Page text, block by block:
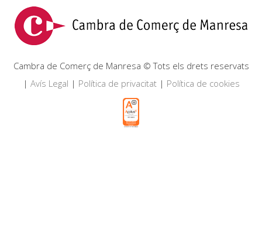
Cambra de Comerç de Manresa © Tots els drets reservats
| Avís Legal | Política de privacitat| Política de cookies